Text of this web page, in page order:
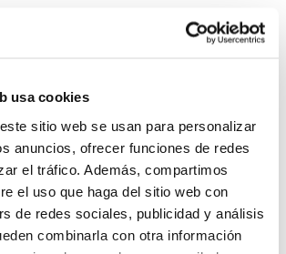
usa cookies
sitio web se usan para personalizar
anuncios, ofrecer funciones de redes
el tráfico. Además, compartimos
el uso que haga del sitio web con
de redes sociales, publicidad y análisis
combinarla con otra información
distribución de grupos de la
que acaba de
Fase de la Liga este pasado
La distribución de grupos se
según lo establecido en
las Bases de Competición